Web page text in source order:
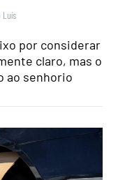
Luís
por considerar
claro, mas o
ao senhorio